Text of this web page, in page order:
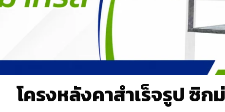
โครงหลังคาสำเร็จรูป ซิก